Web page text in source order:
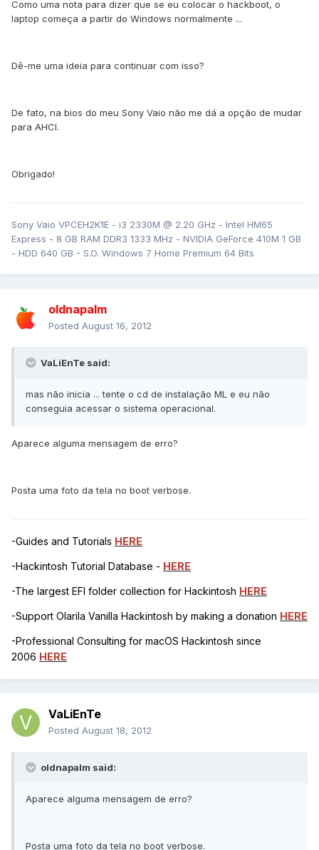
Como uma nota para dizer que se eu colocar o hackboot, o
laptop começa a partir do Windows normalmente ...
Dê-me uma ideia para continuar com isso?
De fato, na bios do meu Sony Vaio não me dá a opção de mudar
para AHCI.
Obrigado!
Sony Vaio VPCEH2K1E - i3 2330M @ 2.20 GHz - Intel HM65
Express - 8 GB RAM DDR3 1333 MHz - NVIDIA GeForce 410M 1 GB
- HDD 640 GB - S.O. Windows 7 Home Premium 64 Bits
oldnapalm
Posted August 16, 2012
VaLiEnTe said:
mas não inicia ... tente o cd de instalação ML e eu não
conseguia acessar o sistema operacional.
Aparece alguma mensagem de erro?
Posta uma foto da tela no boot verbose.
-Guides and Tutorials HERE
-Hackintosh Tutorial Database - HERE
-The largest EFI folder collection for Hackintosh HERE
-Support Olarila Vanilla Hackintosh by making a donation HERE
-Professional Consulting for macOS Hackintosh since
2006 HERE
VaLiEnTe
Posted August 18, 2012
oldnapalm said:
Aparece alguma mensagem de erro?
Posta uma foto da tela no boot verbose.